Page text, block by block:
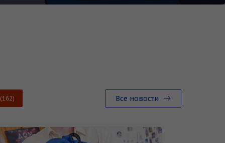
(162) Все новости